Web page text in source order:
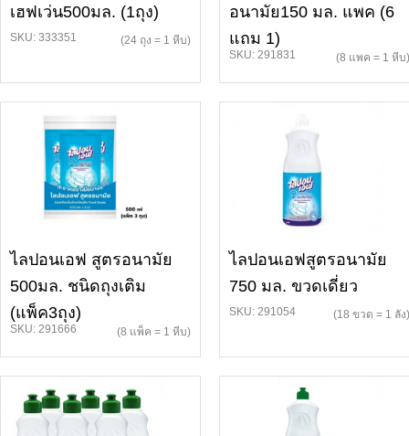
เฮฟเว่น500มล. (1ถุง)
SKU: 333351 (24 ถุง = 1 หีบ)
อนามัย150 มล. แพค (6
แถม 1)
SKU: 291831 (8 แพค = 1 หีบ)
ไลปอนเอฟ สูตรอนามัย
500มล. ชนิดถุงเติม
(แพ็ค3ถุง)
SKU: 291666 (8 แพ็ค = 1 หีบ)
ไลปอนเอฟสูตรอนามัย
750 มล. ขวดเดี่ยว
SKU: 291054 (18 ขวด = 1 ลัง)